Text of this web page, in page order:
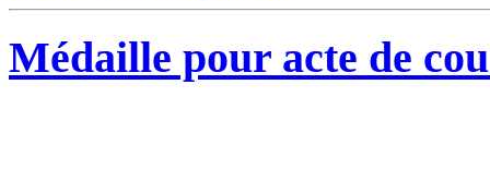
Médaille pour acte de